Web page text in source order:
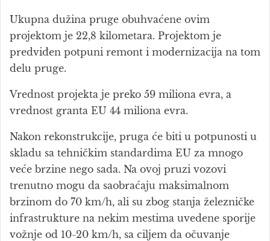
Ukupna dužina pruge obuhvaćene ovim
projektom je 22,8 kilometara. Projektom je
predviđen potpuni remont i modernizacija na tom
delu pruge.
Vrednost projekta je preko 59 miliona evra, a
vrednost granta EU 44 miliona evra.
Nakon rekonstrukcije, pruga će biti u potpunosti u
skladu sa tehničkim standardima EU za mnogo
veće brzine nego sada. Na ovoj pruzi vozovi
trenutno mogu da saobraćaju maksimalnom
brzinom do 70 km/h, ali su zbog stanja železničke
infrastrukture na nekim mestima uvedene sporije
vožnje od 10-20 km/h, sa ciljem da očuvanje